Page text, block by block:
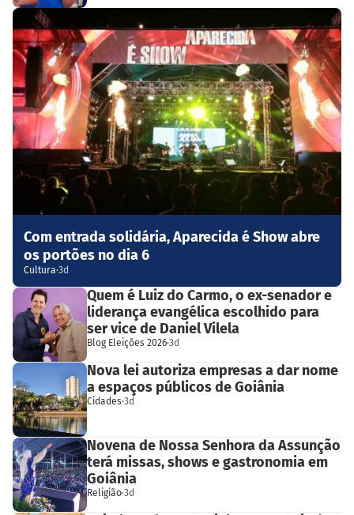
Com entrada solidária, Aparecida é Show abre
os portões no dia 6
Cultura·3d
Quem é Luiz do Carmo, o ex-senador e
liderança evangélica escolhido para
ser vice de Daniel Vilela
Blog Eleições 2026·3d
Nova lei autoriza empresas a dar nome
a espaços públicos de Goiânia
Cidades·3d
Novena de Nossa Senhora da Assunção
terá missas, shows e gastronomia em
Goiânia
Religião·3d